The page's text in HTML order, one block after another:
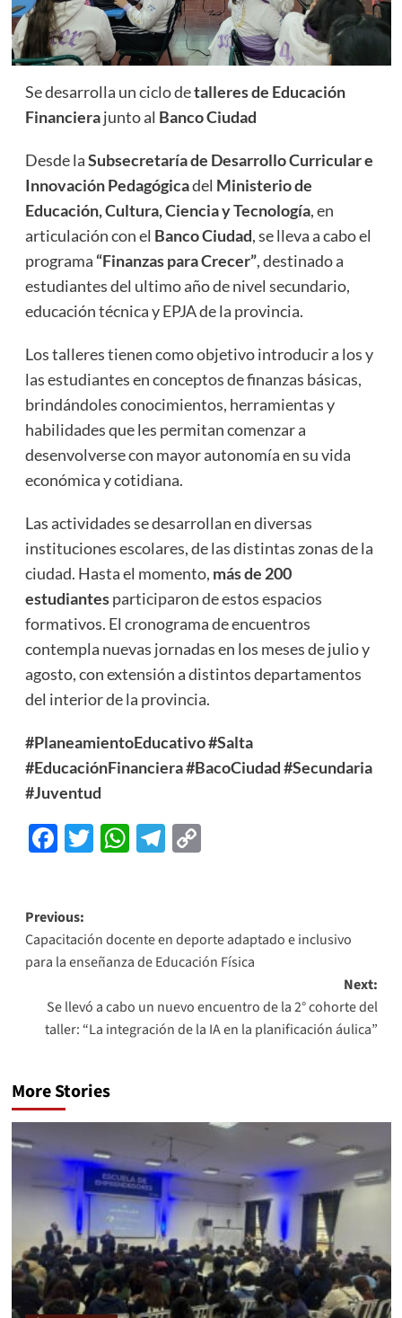
Se desarrolla un ciclo detalleres de Educación
Financierajunto al Banco Ciudad
Desde laSubsecretaría de Desarrollo Curricular e
Innovación Pedagógicadel Ministerio de
Educación, Cultura, Ciencia y Tecnología, en
articulación con el Banco Ciudad, se lleva a cabo el
programa “Finanzas para Crecer”, destinado a
estudiantes del ultimo año de nivel secundario,
educación técnica y EPJA de la provincia.
Los talleres tienen como objetivo introducir a los y
las estudiantes en conceptos de finanzas básicas,
brindándoles conocimientos, herramientas y
habilidades que les permitan comenzar a
desenvolverse con mayor autonomía en su vida
económica y cotidiana.
Las actividades se desarrollan en diversas
instituciones escolares, de las distintas zonas de la
ciudad. Hasta el momento, más de 200
estudiantesparticiparon de estos espacios
formativos. El cronograma de encuentros
contempla nuevas jornadas en los meses de julio y
agosto, con extensión a distintos departamentos
del interior de la provincia.
#PlaneamientoEducativo#Salta
#EducaciónFinanciera#BacoCiudad#Secundaria
#Juventud
Facebook
Twitter
WhatsApp
Telegram
Copy
Previous:
Capacitación docente en deporte adaptado e inclusivo
para la enseñanza de Educación Física
Next:
Se llevó a cabo un nuevo encuentro de la 2° cohorte del
taller: “La integración de la IA en la planificación áulica”
More Stories